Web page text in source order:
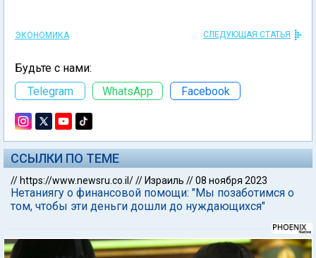
ЭКОНОМИКА СЛЕДУЮЩАЯ СТАТЬЯ
Будьте с нами:
Telegram
WhatsApp Facebook
ССЫЛКИ ПО ТЕМЕ
// https://www.newsru.co.il/// Израиль //08 ноября 2023
Нетаниягу о финансовой помощи: "Мы позаботимся о
том, чтобы эти деньги дошли до нуждающихся"